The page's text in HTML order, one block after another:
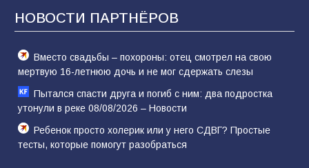
НОВОСТИ ПАРТНЁРОВ
Вместо свадьбы – похороны: отец смотрел на свою
мертвую 16-летнюю дочь и не мог сдержать слезы
Пытался спасти друга и погиб с ним: два подростка
утонули в реке 08/08/2026 – Новости
Ребенок просто холерик или у него СДВГ? Простые
тесты, которые помогут разобраться